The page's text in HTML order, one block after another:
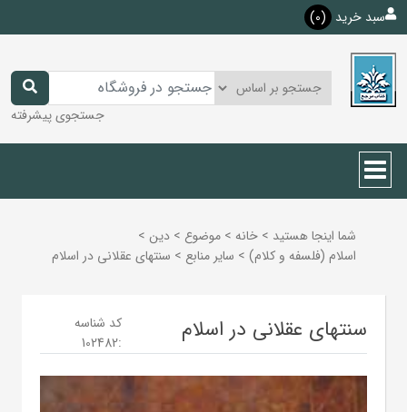
سبد خرید (0)
جستجوی پیشرفته
شما اینجا هستید > خانه > موضوع > دين >
اسلام (فلسفه و كلام) > ساير منابع > سنتهای عقلانی در اسلام
سنتهای عقلانی در اسلام
کد شناسه
:
102482